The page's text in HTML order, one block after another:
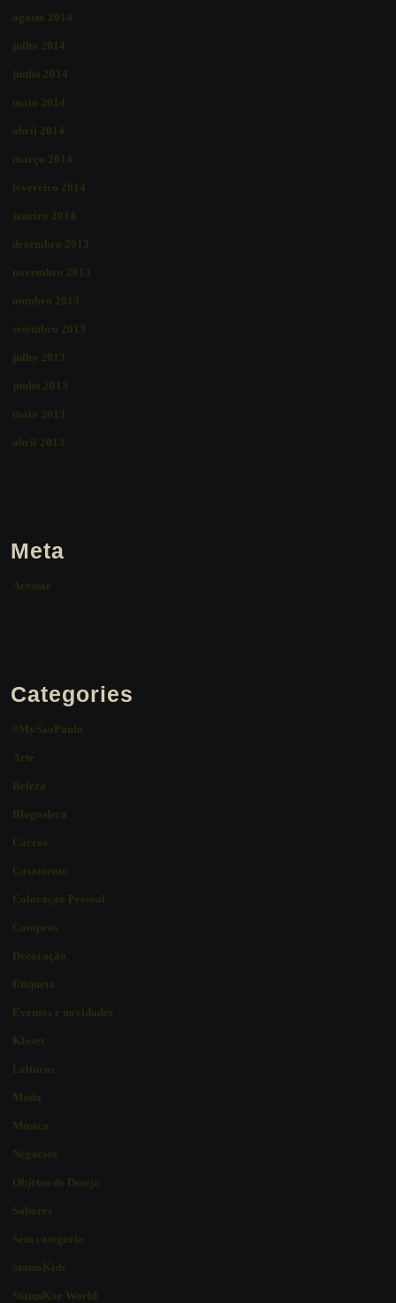
agosto 2014
julho 2014
junho 2014
maio 2014
abril 2014
março 2014
fevereiro 2014
janeiro 2014
dezembro 2013
novembro 2013
outubro 2013
setembro 2013
julho 2013
junho 2013
maio 2013
abril 2013
Meta
Acessar
Categories
#MySaoPaulo
Arte
Beleza
Blogosfera
Carros
Casamento
Coloração Pessoal
Compras
Decoração
Etiqueta
Eventos e novidades
Kloset
Leituras
Moda
Música
Negócios
Objetos de Desejo
Sabores
Sem categoria
StatusKids
StatusKor World